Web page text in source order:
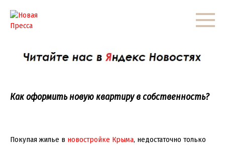
контенту
Как оформить новую квартиру в собственность?
Покупая жилье в новостройке Крыма, недостаточно только